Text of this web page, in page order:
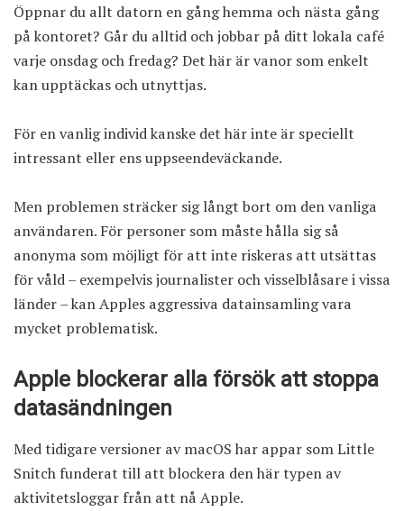
Öppnar du allt datorn en gång hemma och nästa gång
på kontoret? Går du alltid och jobbar på ditt lokala café
varje onsdag och fredag? Det här är vanor som enkelt
kan upptäckas och utnyttjas.
För en vanlig individ kanske det här inte är speciellt
intressant eller ens uppseendeväckande.
Men problemen sträcker sig långt bort om den vanliga
användaren. För personer som måste hålla sig så
anonyma som möjligt för att inte riskeras att utsättas
för våld – exempelvis journalister och visselblåsare i vissa
länder – kan Apples aggressiva datainsamling vara
mycket problematisk.
Apple blockerar alla försök att stoppa
datasändningen
Med tidigare versioner av macOS har appar som Little
Snitch funderat till att blockera den här typen av
aktivitetsloggar från att nå Apple.